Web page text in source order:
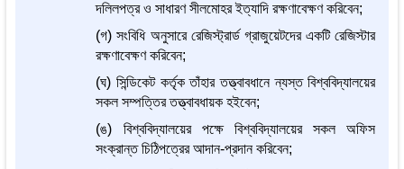
দলিলপত্র ও সাধারণ সীলমোহর ইত্যাদি রক্ষণাবেক্ষণ করিবেন;
(গ) সংবিধি অনুসারে রেজিস্ট্রার্ড গ্রাজুয়েটদের একটি রেজিস্টার
রক্ষণাবেক্ষণ করিবেন;
(ঘ) সিন্ডিকেট কর্তৃক তাঁহার তত্ত্বাবধানে ন্যস্ত বিশ্ববিদ্যালয়ের
সকল সম্পত্তির তত্ত্বাবধায়ক হইবেন;
(ঙ) বিশ্ববিদ্যালয়ের পক্ষে বিশ্ববিদ্যালয়ের সকল অফিস
সংক্রান্ত চিঠিপত্রের আদান-প্রদান করিবেন;